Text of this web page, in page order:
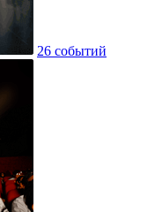
26 событий